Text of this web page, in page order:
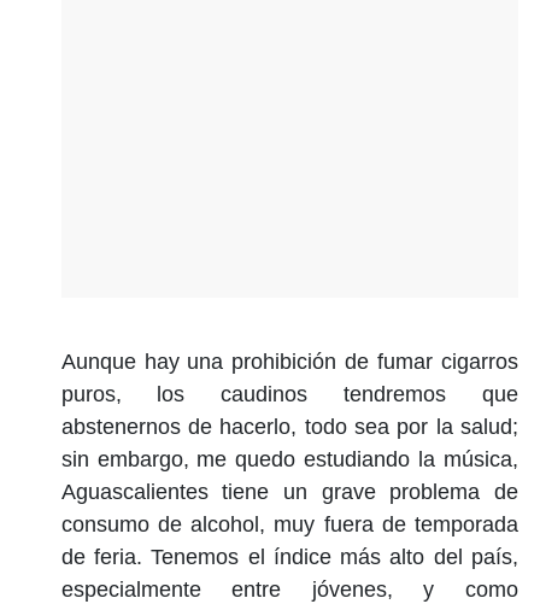
Aunque hay una prohibición de fumar cigarros
puros, los caudinos tendremos que
abstenernos de hacerlo, todo sea por la salud;
sin embargo, me quedo estudiando la música,
Aguascalientes tiene un grave problema de
consumo de alcohol, muy fuera de temporada
de feria. Tenemos el índice más alto del país,
especialmente entre jóvenes, y como